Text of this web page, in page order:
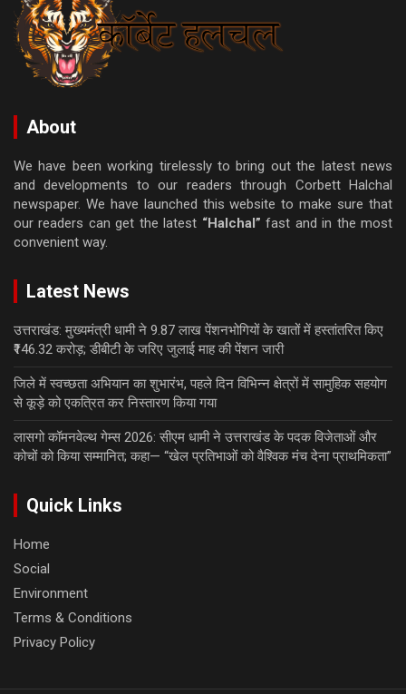
About
We have been working tirelessly to bring out the latest news
and developments to our readers through Corbett Halchal
newspaper. We have launched this website to make sure that
our readers can get the latest “Halchal” fast and in the most
convenient way.
Latest News
उत्तराखंड: मुख्यमंत्री धामी ने 9.87 लाख पेंशनभोगियों के खातों में हस्तांतरित किए
₹146.32 करोड़; डीबीटी के जरिए जुलाई माह की पेंशन जारी
जिले में स्वच्छता अभियान का शुभारंभ, पहले दिन विभिन्न क्षेत्रों में सामुहिक सहयोग
से कूड़े को एकत्रित कर निस्तारण किया गया
लासगो कॉमनवेल्थ गेम्स 2026: सीएम धामी ने उत्तराखंड के पदक विजेताओं और
कोचों को किया सम्मानित; कहा— “खेल प्रतिभाओं को वैश्विक मंच देना प्राथमिकता”
Quick Links
Home
Social
Environment
Terms & Conditions
Privacy Policy